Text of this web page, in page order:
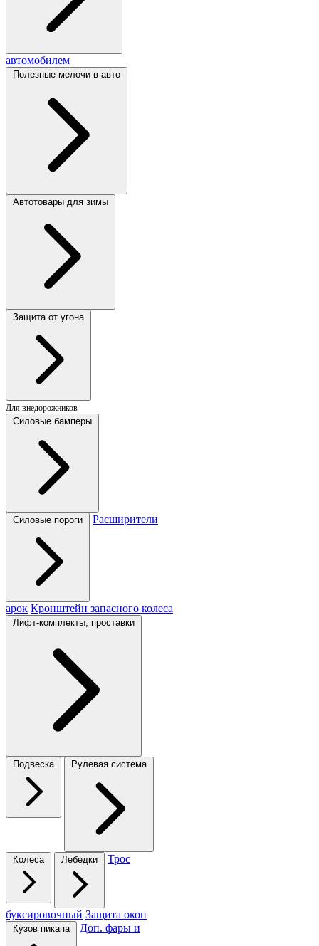
автомобилем
Полезные мелочи в авто
Автотовары для зимы
Защита от угона
Для внедорожников
Силовые бамперы
Силовые пороги Расширители
арок Кронштейн запасного колеса
Лифт-комплекты, проставки
Подвеска Рулевая система
Колеса Лебедки Трос
буксировочный Защита окон
Кузов пикапа Доп. фары и